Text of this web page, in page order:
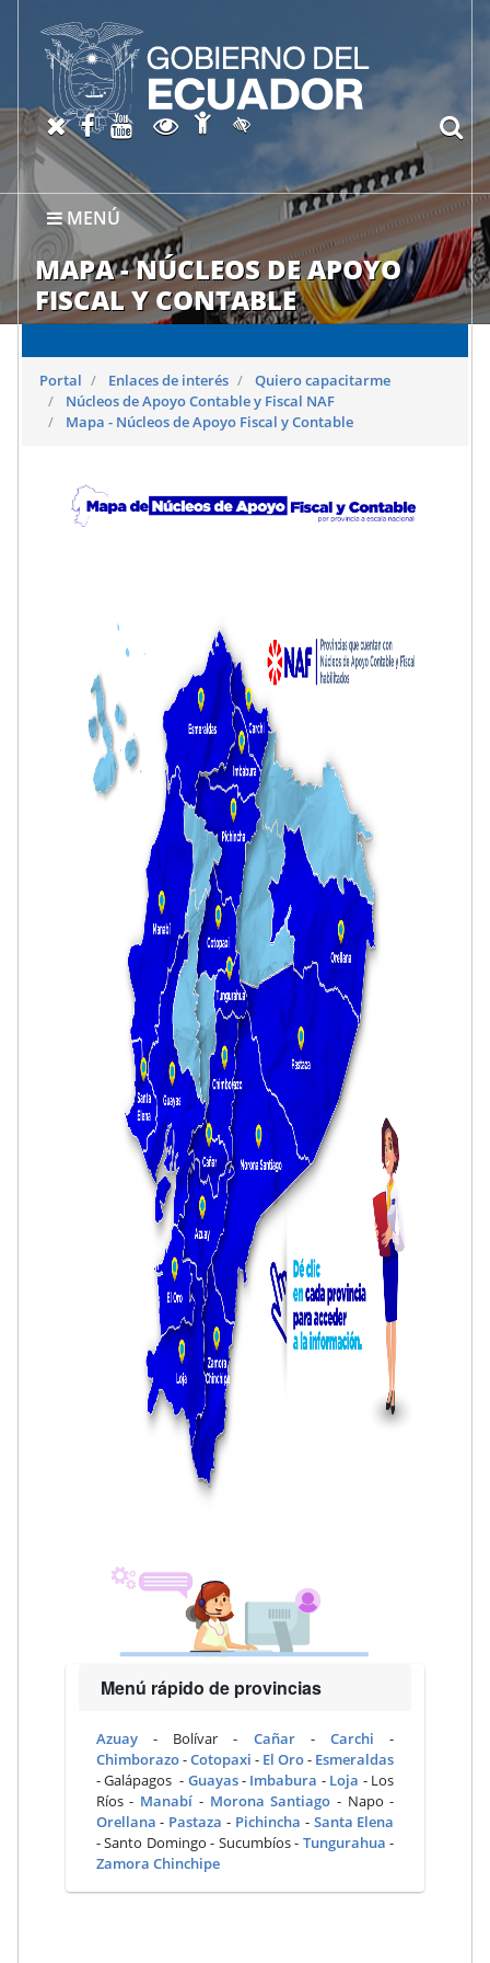
MENÚ
MAPA - NÚCLEOS DE APOYO
FISCAL Y CONTABLE
X oficial del SRI
Facebook oficial SRI
Canal del SRI en YouTube
Abrir página de
Abrir página de
Activar/quitar contraste
Portal Enlaces de interés
Quiero capacitarme
Núcleos de Apoyo Contable y Fiscal NAF
Mapa - Núcleos de Apoyo Fiscal y Contable
Menú rápido de provincias
Azuay- Bolívar - Cañar-Carchi -
Chimborazo-Cotopaxi - El Oro- Esmeraldas
- Galápagos - Guayas- Imbabura - Loja - Los
Ríos - Manabí - Morona Santiago - Napo -
Orellana - Pastaza - Pichincha - Santa Elena
- Santo Domingo - Sucumbíos - Tungurahua -
Zamora Chinchipe